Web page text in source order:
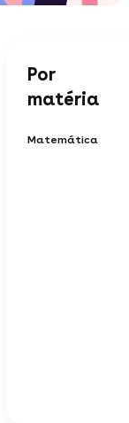
Por
matéria
Matemática